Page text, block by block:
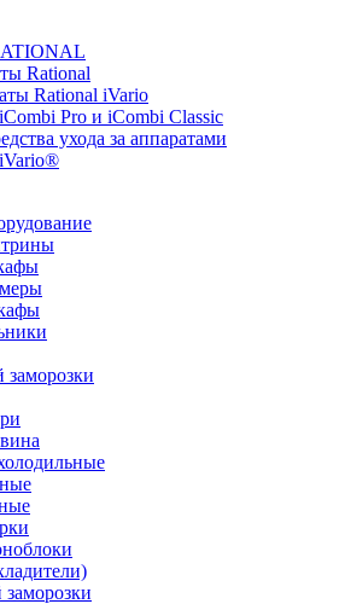
Rational
Rational iVario
Pro и iCombi Classic
ухода за аппаратами